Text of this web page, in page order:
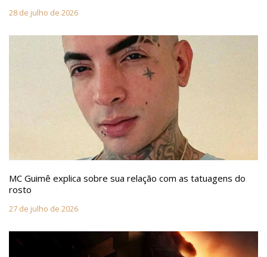
28 de julho de 2026
MC Guimê explica sobre sua relação com as tatuagens do
rosto
27 de julho de 2026